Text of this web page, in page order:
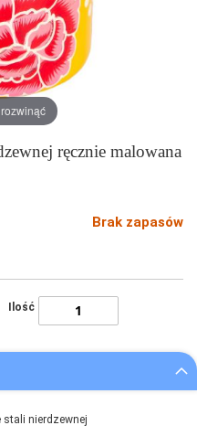
ręcznie malowana
Brak zapasów
Ilość
stali nierdzewnej